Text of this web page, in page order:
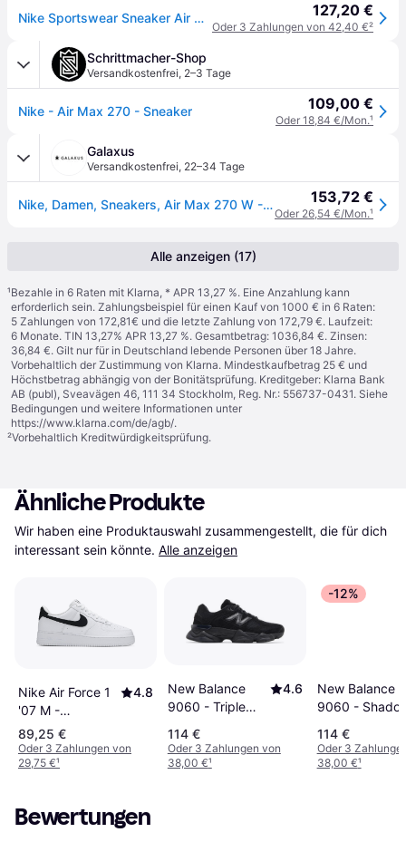
Nike Sportswear Sneaker Air Max 270 127,20 €
Oder 3 Zahlungen von 42,40 €²
Schrittmacher-Shop
Versandkostenfrei, 2–3 Tage
Nike - Air Max 270 - Sneaker 109,00 €
Oder 18,84 €/Mon.¹
Galaxus
Versandkostenfrei, 22–34 Tage
Nike, Damen, Sneakers, Air Max 270 W - 22586, Weiss, (36) 153,72 €
Oder 26,54 €/Mon.¹
Alle anzeigen (17)
¹Bezahle in 6 Raten mit Klarna, * APR 13,27 %. Eine Anzahlung kann
erforderlich sein. Zahlungsbeispiel für einen Kauf von 1000 € in 6 Raten:
5 Zahlungen von 172,81€ und die letzte Zahlung von 172,79 €. Laufzeit:
6 Monate. TIN 13,27% APR 13,27 %. Gesamtbetrag: 1036,84 €. Zinsen:
36,84 €. Gilt nur für in Deutschland lebende Personen über 18 Jahre.
Vorbehaltlich der Zustimmung von Klarna. Mindestkaufbetrag 25 € und
Höchstbetrag abhängig von der Bonitätsprüfung. Kreditgeber: Klarna Bank
AB (publ), Sveavägen 46, 111 34 Stockholm, Reg. Nr.: 556737-0431. Siehe
Bedingungen und weitere Informationen unter
https://www.klarna.com/de/agb/.
²Vorbehaltlich Kreditwürdigkeitsprüfung.
Ähnliche Produkte
Wir haben eine Produktauswahl zusammengestellt, die für dich
interessant sein könnte. Alle anzeigen
Nike Air Force 1
'07 M -
White/Black
4.8
89,25 €
Oder 3 Zahlungen von
29,75 €¹
New Balance
9060 - Triple
U9060BPM
4.6
114 €
Oder 3 Zahlungen von
38,00 €¹
-12%
New Balance
9060 -
114 €
Oder 3
38,00 €¹
Bewertungen